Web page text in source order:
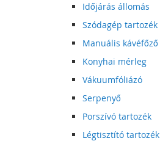
Időjárás állomás
Szódagép tartozék
Manuális kávéfőző
Konyhai mérleg
Vákuumfóliázó
Serpenyő
Porszívó tartozék
Légtisztító tartozék